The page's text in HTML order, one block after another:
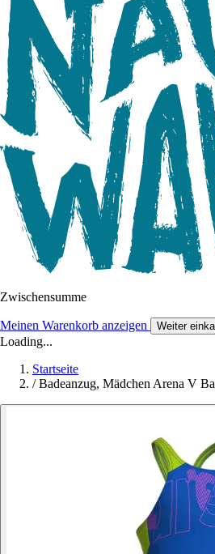
Zwischensumme
Meinen Warenkorb anzeigen Weiter
Loading...
Startseite
/ Badeanzug, Mädchen Arena V